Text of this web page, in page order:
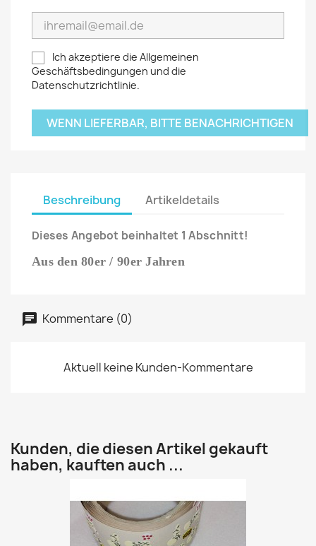
Ich akzeptiere die Allgemeinen
Geschäftsbedingungen und die
Datenschutzrichtlinie.
WENN LIEFERBAR, BITTE BENACHRICHTIGEN
Beschreibung Artikeldetails
Dieses Angebot beinhaltet 1 Abschnitt!
Aus den 80er / 90er Jahren
Kommentare (0)
Aktuell keine Kunden-Kommentare
Kunden, die diesen Artikel gekauft
haben, kauften auch ...